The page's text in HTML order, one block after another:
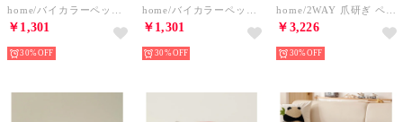
￥1,301
30%
￥1,301
30%
￥3,226
30%